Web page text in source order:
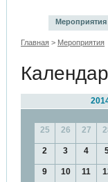
Мероприятия
Главная > Мероприятия
25 26 27
2 3 4
9 10 11